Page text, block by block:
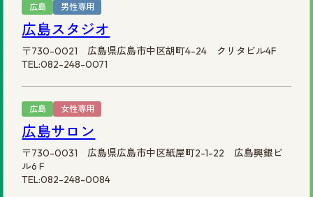
広島 男性専用
広島スタジオ
〒730-0021 広島県広島市中区胡町4-24 クリタビル4F
TEL:082-248-0071
広島 女性専用
広島サロン
〒730-0031 広島県広島市中区紙屋町2-1-22 広島興銀ビ
ル6Ｆ
TEL:082-248-0084